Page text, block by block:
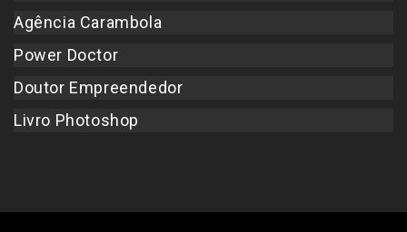
Agência Carambola
Power Doctor
Doutor Empreendedor
Livro Photoshop